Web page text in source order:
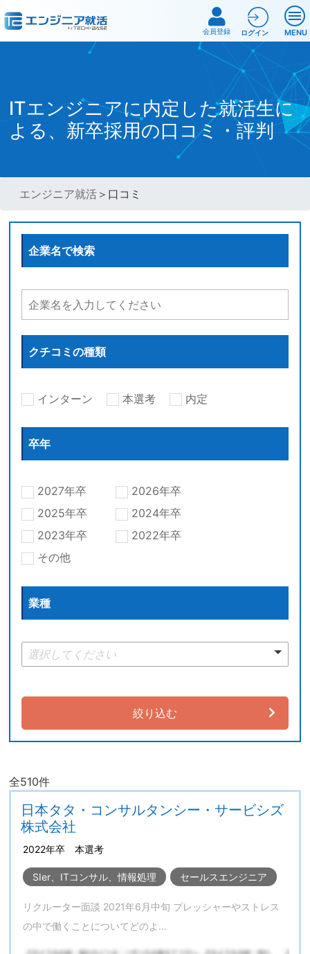
MENU
会員登録 ログイン
ITエンジニアに内定した就活生に
よる、新卒採用の口コミ・評判
エンジニア就活 ＞口コミ
企業名で検索
クチコミの種類
インターン 本選考 内定
卒年
2027年卒
2026年卒
2025年卒
2024年卒
2023年卒
2022年卒
その他
業種
選択してください
絞り込む
全510件
日本タタ・コンサルタンシー・サービシズ
株式会社
2022年卒 本選考
SIer、ITコンサル、情報処理 セールスエンジニア
リクルーター面談 2021年6月中旬 プレッシャーやストレス
の中で働くことについてどのよ…